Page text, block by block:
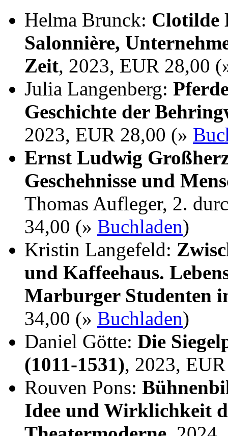
Helma Brunck: Clotilde
Salonnière,
Zeit, 2023, EUR 28,00
Julia Langenberg:
Geschichte der
2023, EUR 28,00 (»
Ernst Ludwig
Geschehnisse und
Thomas Aufleger, 2.
34,00 (» Buchladen)
Kristin Langefeld:
und Kaffeehaus.
Marburger Studenten
34,00 (» Buchladen)
Daniel Götte: Die
(1011-1531), 2023,
Rouven Pons:
Idee und Wirklichkeit